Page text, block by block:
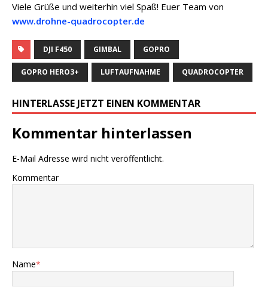
Viele Grüße und weiterhin viel Spaß! Euer Team von
www.drohne-quadrocopter.de
DJI F450 GIMBAL GOPRO
GOPRO HERO3+ LUFTAUFNAHME QUADROCOPTER
HINTERLASSE JETZT EINEN KOMMENTAR
Kommentar hinterlassen
E-Mail Adresse wird nicht veröffentlicht.
Kommentar
Name*